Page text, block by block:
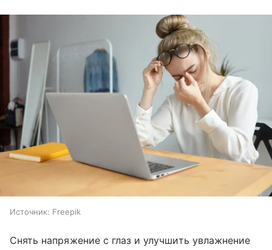
Источник: Freepik
Снять напряжение с глаз и улучшить увлажнение